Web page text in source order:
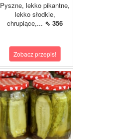
Pyszne, lekko pikantne,
lekko słodkie,
chrupiące,... ⇖ 356
Zobacz przepis!